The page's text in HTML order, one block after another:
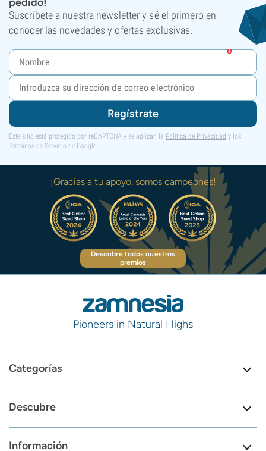
Suscríbete a nuestra newsletter y sé el primero en
conocer las novedades y ofertas exclusivas.
Regístrate
Este sitio está protegido por reCAPTCHA y se aplican la Política de Privacidad y los
Términos de Servicio de Google.
¡Gracias a tu apoyo, somos campeones!
Descubre todos nuestros
premios
Pioneers in Natural Highs
Categorías
Descubre
Información